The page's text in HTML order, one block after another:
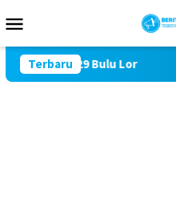
ke
Mobile
Terbaru
ke 129 Bulu Lor